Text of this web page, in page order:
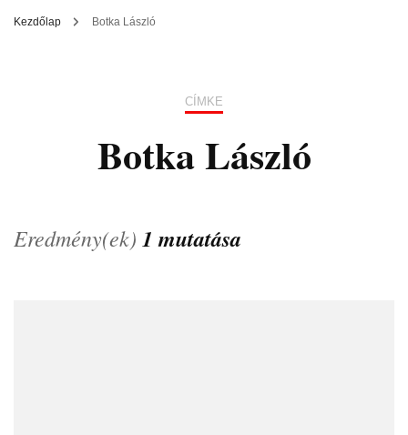
Kezdőlap Botka László
CÍMKE
Botka László
Eredmény(ek) 1 mutatása